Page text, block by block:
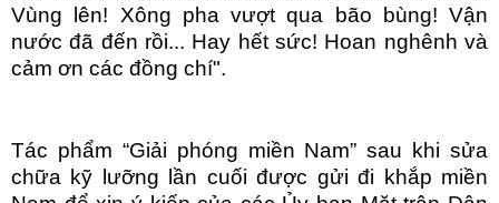
Vùng lên! Xông pha vượt qua bão bùng! Vận
nước đã đến rồi... Hay hết sức! Hoan nghênh và
cảm ơn các đồng chí".
Tác phẩm “Giải phóng miền Nam” sau khi sửa
chữa kỹ lưỡng lần cuối được gửi đi khắp miền